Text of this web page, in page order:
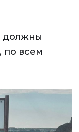
должны
по всем